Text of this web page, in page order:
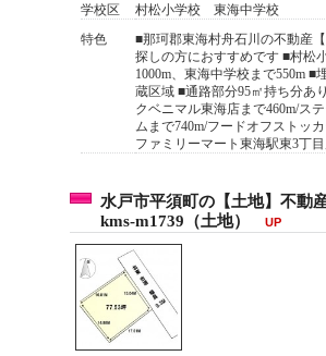
学校区
村松小学校 東海中学校
特色
■那珂郡東海村舟石川の不動産
探しの方におすすめです ■村松
1000m、東海中学校まで550m ■
蔵区域 ■通路部分95㎡持ち分あ
クベニマル東海店まで460m/ス
ムまで740m/フードオフストッ
ファミリーマート東海駅東3丁
水戸市平須町の【土地】不動
kms-m1739（土地）
UP